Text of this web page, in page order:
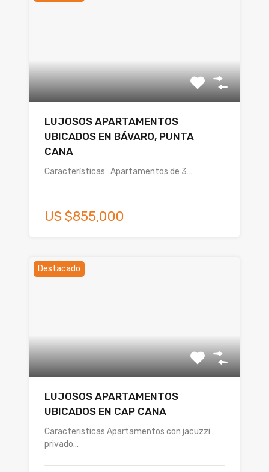
LUJOSOS APARTAMENTOS
UBICADOS EN BÁVARO, PUNTA
CANA
Características Apartamentos de 3…
US $855,000
Destacado
LUJOSOS APARTAMENTOS
UBICADOS EN CAP CANA
Caracteristicas Apartamentos con jacuzzi
privado…